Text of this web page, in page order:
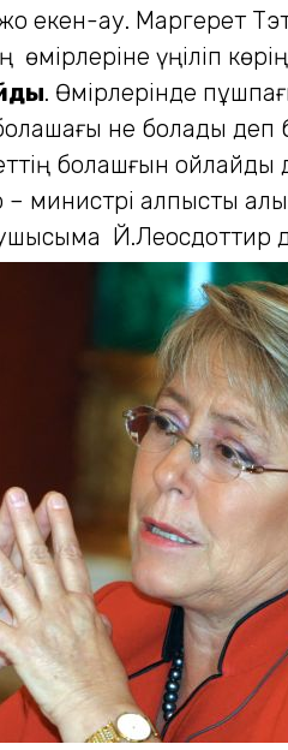
екен-ау. Маргерет
үңіліп
. Өмірлерінде
не болады
болашғын
– министрі алпысты
Й.Леосдоттир